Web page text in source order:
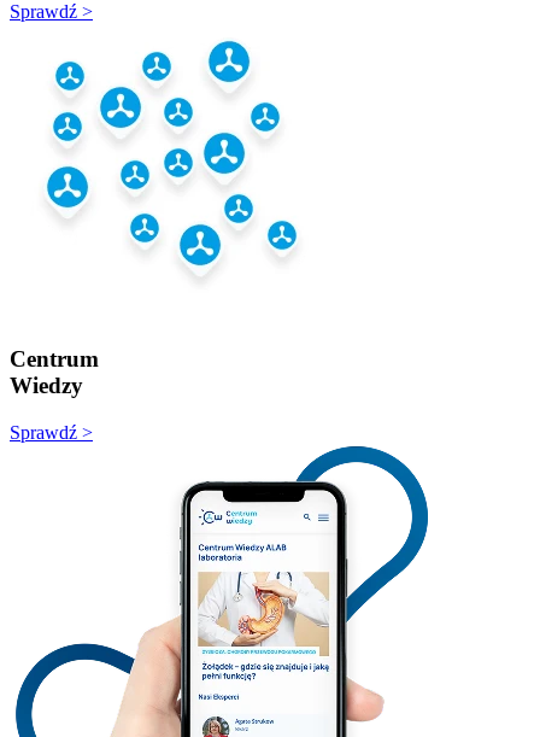
Sprawdź >
Centrum
Wiedzy
Sprawdź >